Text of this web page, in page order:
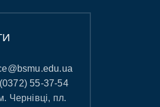
(0372) 55-37-54
Чернівці, пл.